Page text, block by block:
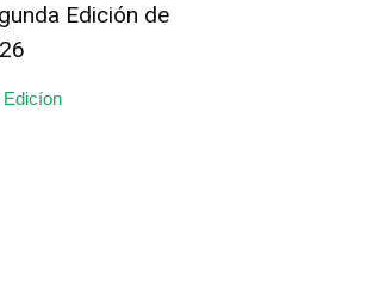
Edición de
Edicíon